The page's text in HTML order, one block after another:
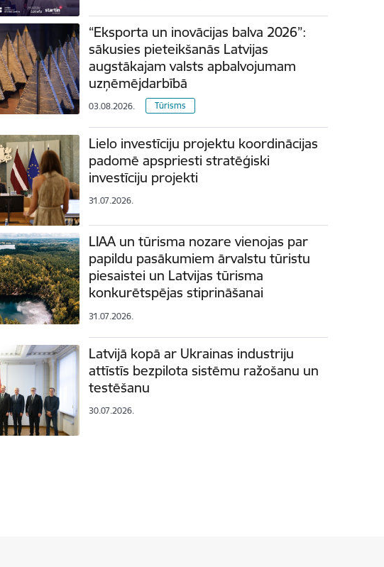
“Eksporta un inovācijas balva 2026”:
sākusies pieteikšanās Latvijas
augstākajam valsts apbalvojumam
uzņēmējdarbībā
03.08.2026. Tūrisms
Lielo investīciju projektu koordinācijas
padomē apspriesti stratēģiski
investīciju projekti
31.07.2026.
LIAA un tūrisma nozare vienojas par
papildu pasākumiem ārvalstu tūristu
piesaistei un Latvijas tūrisma
konkurētspējas stiprināšanai
31.07.2026.
Latvijā kopā ar Ukrainas industriju
attīstīs bezpilota sistēmu ražošanu un
testēšanu
30.07.2026.